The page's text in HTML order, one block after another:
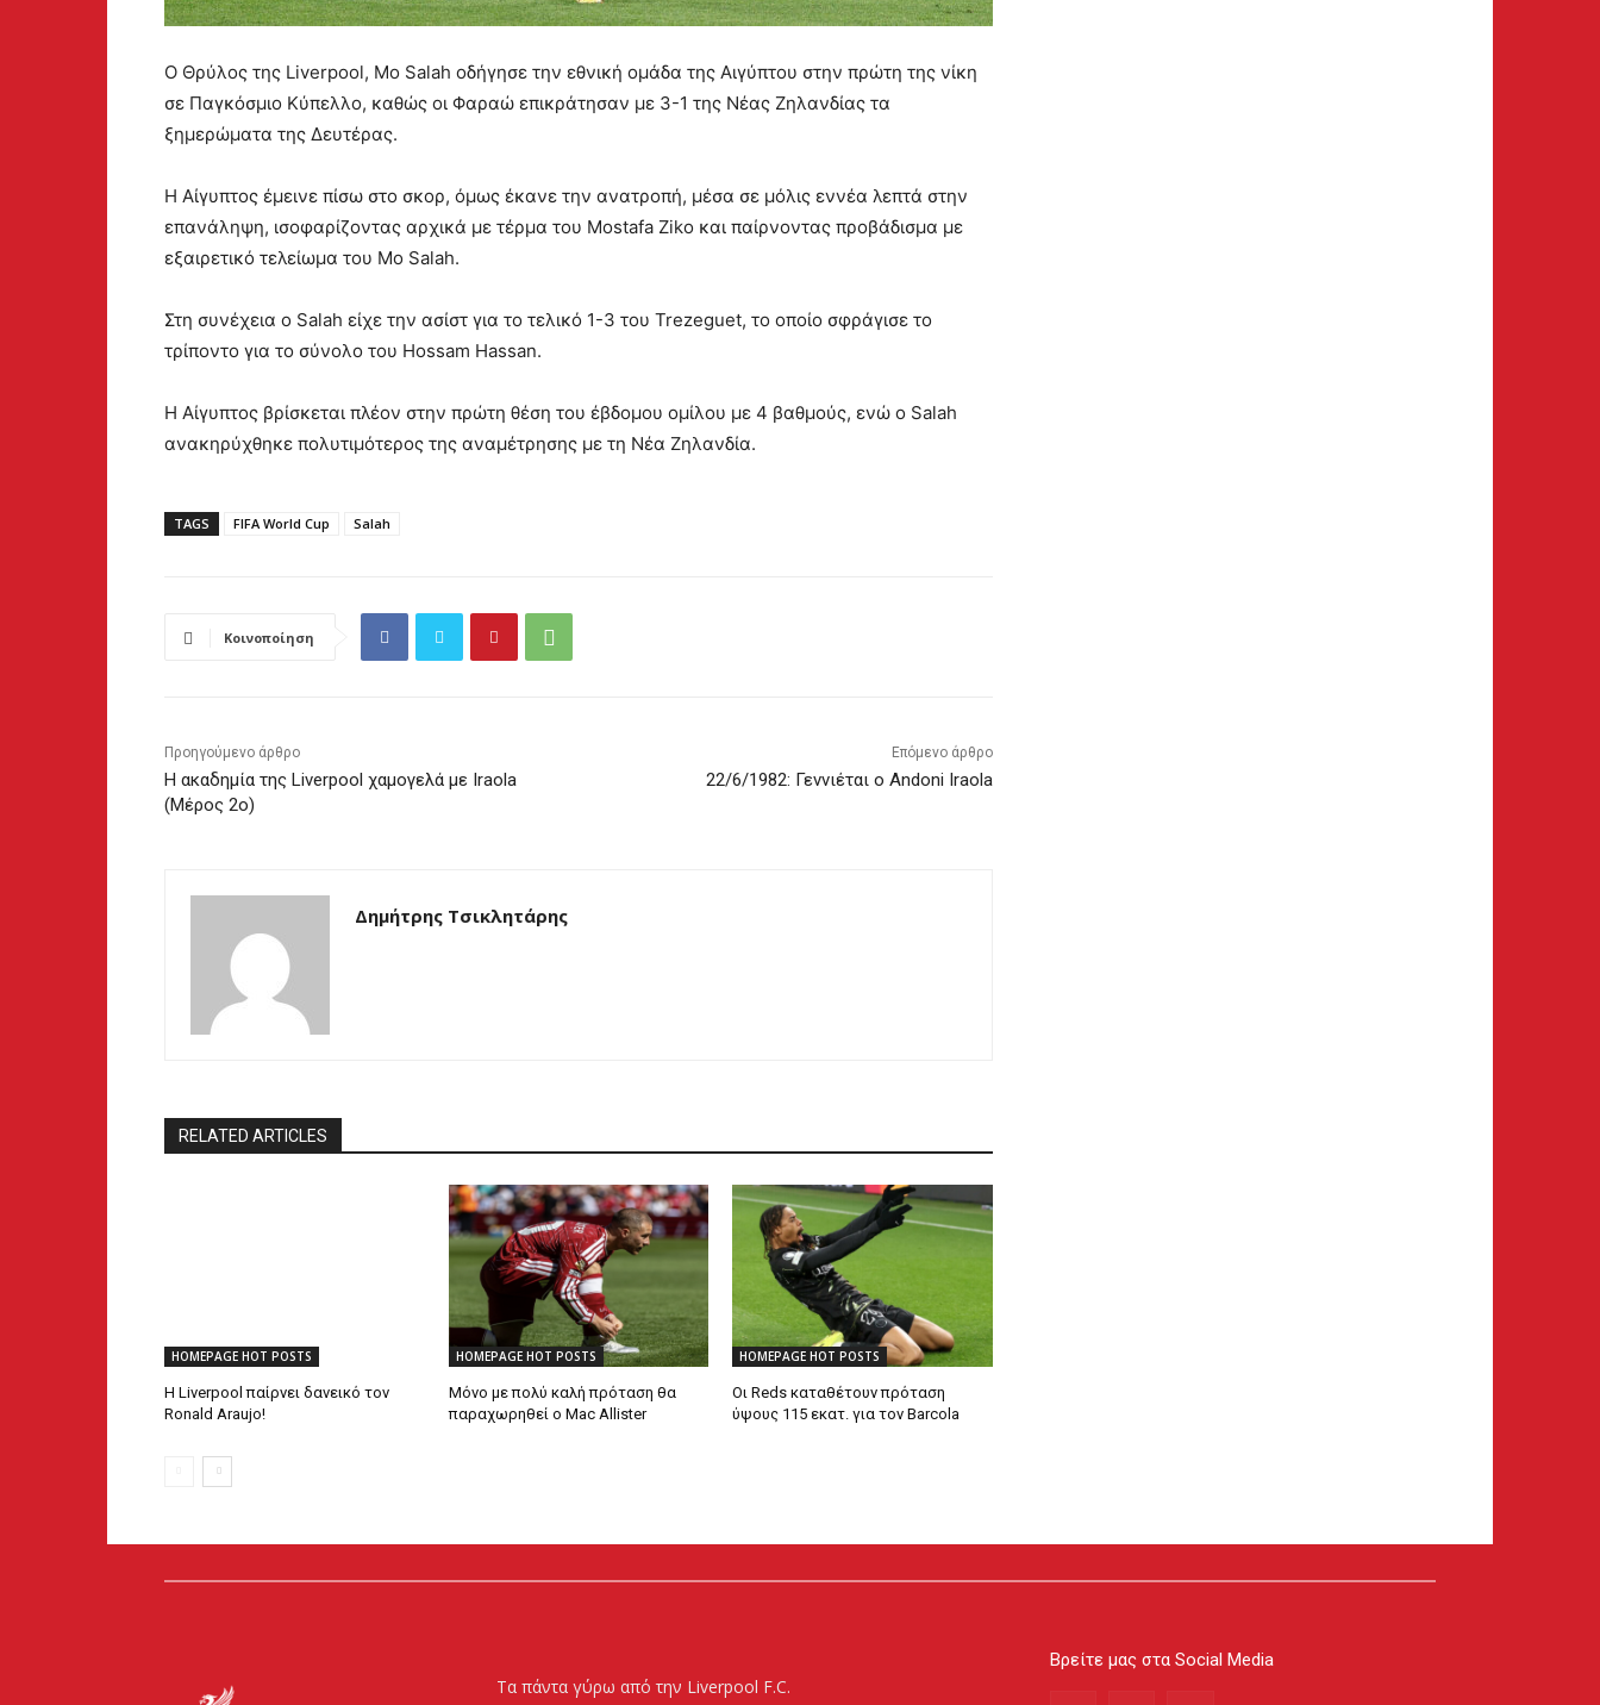
Ο Θρύλος της Liverpool, Mo Salah οδήγησε την εθνική ομάδα της Αιγύπτου στην πρώτη της νίκη
σε Παγκόσμιο Κύπελλο, καθώς οι Φαραώ επικράτησαν με 3-1 της Νέας Ζηλανδίας τα
ξημερώματα της Δευτέρας.
Η Αίγυπτος έμεινε πίσω στο σκορ, όμως έκανε την ανατροπή, μέσα σε μόλις εννέα λεπτά στην
επανάληψη, ισοφαρίζοντας αρχικά με τέρμα του Mostafa Ziko και παίρνοντας προβάδισμα με
εξαιρετικό τελείωμα του Mo Salah.
Στη συνέχεια ο Salah είχε την ασίστ για το τελικό 1-3 του Trezeguet, το οποίο σφράγισε το
τρίποντο για το σύνολο του Hossam Hassan.
Η Αίγυπτος βρίσκεται πλέον στην πρώτη θέση του έβδομου ομίλου με 4 βαθμούς, ενώ ο Salah
ανακηρύχθηκε πολυτιμότερος της αναμέτρησης με τη Νέα Ζηλανδία.
TAGS FIFA World Cup Salah
Κοινοποίηση
Προηγούμενο άρθρο
Η ακαδημία της Liverpool χαμογελά με Iraola
(Μέρος 2ο)
Επόμενο άρθρο
22/6/1982: Γεννιέται ο Andoni Iraola
Δημήτρης Τσικλητάρης
RELATED ARTICLES
HOMEPAGE HOT POSTS
Η Liverpool παίρνει δανεικό τον
Ronald Araujo!
HOMEPAGE HOT POSTS
Μόνο με πολύ καλή πρόταση θα
παραχωρηθεί ο Mac Allister
HOMEPAGE HOT POSTS
Οι Reds καταθέτουν πρόταση
ύψους 115 εκατ. για τον Barcola
Τα πάντα γύρω από την Liverpool F.C.
Βρείτε μας στα Social Media